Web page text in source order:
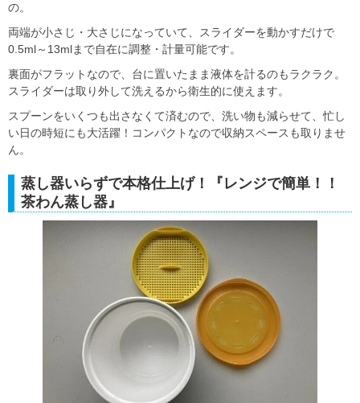
の。
両端が小さじ・大さじになっていて、スライダーを動かすだけで
0.5ml～13mlまで自在に調整・計量可能です。
裏面がフラットなので、台に置いたまま液体を計るのもラクラク。
スライダーは取り外して洗えるから衛生的に使えます。
スプーンをいくつも出さなくて済むので、洗い物も減らせて、忙し
い日の時短にも大活躍！コンパクトなので収納スペースも取りませ
ん。
蒸し器いらずで本格仕上げ！『レンジで簡単！！
茶わん蒸し器』